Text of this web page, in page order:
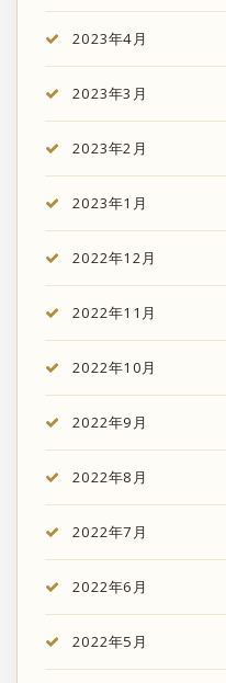
2023年4月
2023年3月
2023年2月
2023年1月
2022年12月
2022年11月
2022年10月
2022年9月
2022年8月
2022年7月
2022年6月
2022年5月